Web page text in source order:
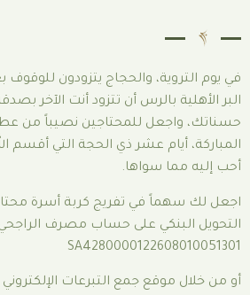
والحجاج يتزودون للوقوف بعرفة، تدعوك
أن تتزود أنت الآخر بصدقة تبقى في
للمحتاجين نصيباً من عطائك في هذه
عشر ذي الحجة التي أقسم الله بها والعمل
تفريج كربة أسرة محتاجة، وتبرع بأمان
على حساب مصرف الراجحي:
جمع التبرعات الإلكتروني للجمعية.